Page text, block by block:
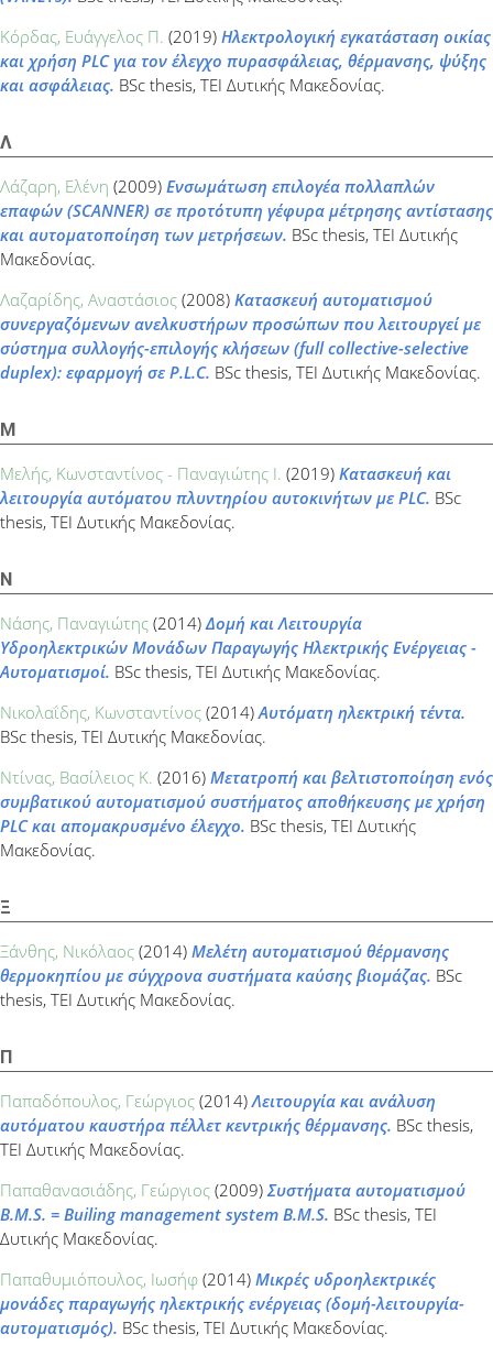
Κόρδας, Ευάγγελος Π. (2019) Ηλεκτρολογική εγκατάσταση οικίας
και χρήση PLC για τον έλεγχο πυρασφάλειας, θέρμανσης, ψύξης
και ασφάλειας. BSc thesis, ΤΕΙ Δυτικής Μακεδονίας.
Λ
Λάζαρη, Ελένη (2009) Ενσωμάτωση επιλογέα πολλαπλών
επαφών (SCANNER) σε προτότυπη γέφυρα μέτρησης αντίστασης
και αυτοματοποίηση των μετρήσεων. BSc thesis, ΤΕΙ Δυτικής
Μακεδονίας.
Λαζαρίδης, Αναστάσιος (2008) Κατασκευή αυτοματισμού
συνεργαζόμενων ανελκυστήρων προσώπων που λειτουργεί με
σύστημα συλλογής-επιλογής κλήσεων (full collective-selective
duplex): εφαρμογή σε P.L.C. BSc thesis, ΤΕΙ Δυτικής Μακεδονίας.
Μ
Μελής, Κωνσταντίνος - Παναγιώτης Ι. (2019) Κατασκευή και
λειτουργία αυτόματου πλυντηρίου αυτοκινήτων με PLC. BSc
thesis, ΤΕΙ Δυτικής Μακεδονίας.
Ν
Νάσης, Παναγιώτης (2014) Δομή και Λειτουργία
Υδροηλεκτρικών Μονάδων Παραγωγής Ηλεκτρικής Ενέργειας -
Αυτοματισμοί. BSc thesis, ΤΕΙ Δυτικής Μακεδονίας.
Νικολαΐδης, Κωνσταντίνος (2014)Αυτόματη ηλεκτρική τέντα.
BSc thesis, ΤΕΙ Δυτικής Μακεδονίας.
Ντίνας, Βασίλειος Κ. (2016) Μετατροπή και βελτιστοποίηση ενός
συμβατικού αυτοματισμού συστήματος αποθήκευσης με χρήση
PLC και απομακρυσμένο έλεγχο. BSc thesis, ΤΕΙ Δυτικής
Μακεδονίας.
Ξ
Ξάνθης, Νικόλαος (2014) Μελέτη αυτοματισμού θέρμανσης
θερμοκηπίου με σύγχρονα συστήματα καύσης βιομάζας. BSc
thesis, ΤΕΙ Δυτικής Μακεδονίας.
Π
Παπαδόπουλος, Γεώργιος (2014)Λειτουργία και ανάλυση
αυτόματου καυστήρα πέλλετ κεντρικής θέρμανσης. BSc thesis,
ΤΕΙ Δυτικής Μακεδονίας.
Παπαθανασιάδης, Γεώργιος (2009) Συστήματα αυτοματισμού
Β.Μ.S. = Builing management system B.M.S. BSc thesis, ΤΕΙ
Δυτικής Μακεδονίας.
Παπαθυμιόπουλος, Ιωσήφ (2014) Μικρές υδροηλεκτρικές
μονάδες παραγωγής ηλεκτρικής ενέργειας (δομή-λειτουργία-
αυτοματισμός). BSc thesis, ΤΕΙ Δυτικής Μακεδονίας.